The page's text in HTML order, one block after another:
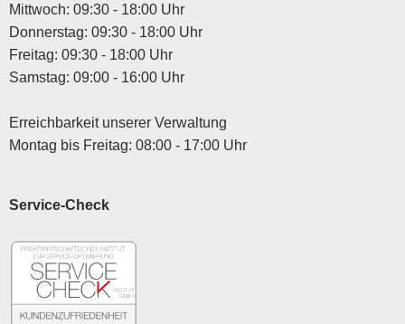
Mittwoch: 09:30 - 18:00 Uhr
Donnerstag: 09:30 - 18:00 Uhr
Freitag: 09:30 - 18:00 Uhr
Samstag: 09:00 - 16:00 Uhr
Erreichbarkeit unserer Verwaltung
Montag bis Freitag: 08:00 - 17:00 Uhr
Service-Check